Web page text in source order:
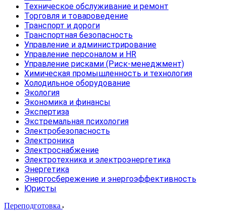
Техническое обслуживание и ремонт
Торговля и товароведение
Транспорт и дороги
Транспортная безопасность
Управление и администрирование
Управление персоналом и HR
Управление рисками (Риск-менеджмент)
Химическая промышленность и технология
Холодильное оборудование
Экология
Экономика и финансы
Экспертиза
Экстремальная психология
Электробезопасность
Электроника
Электроснабжение
Электротехника и электроэнергетика
Энергетика
Энергосбережение и энергоэффективность
Юристы
Переподготовка